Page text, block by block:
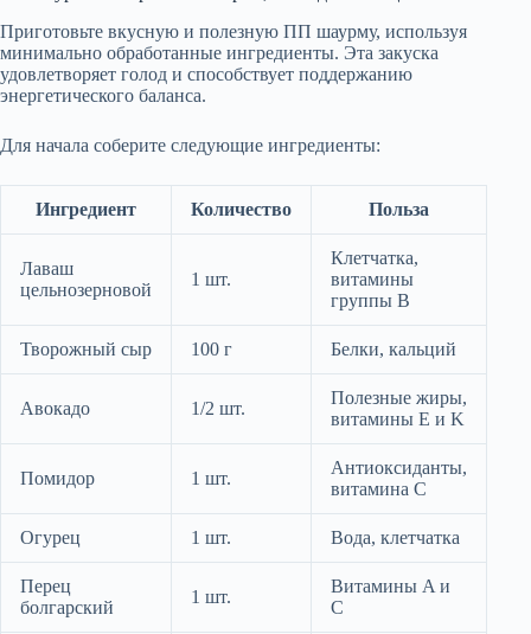
Приготовьте вкусную и полезную ПП шаурму, используя
минимально обработанные ингредиенты. Эта закуска
удовлетворяет голод и способствует поддержанию
энергетического баланса.
Для начала соберите следующие ингредиенты:
Ингредиент Количество Польза
Лаваш
цельнозерновой
1 шт.
Клетчатка,
витамины
группы B
Творожный сыр 100 г Белки, кальций
Авокадо 1/2 шт.
Полезные жиры,
витамины E и K
Помидор 1 шт.
Антиоксиданты,
витамина C
Огурец 1 шт. Вода, клетчатка
Перец
болгарский
1 шт.
Витамины A и
C